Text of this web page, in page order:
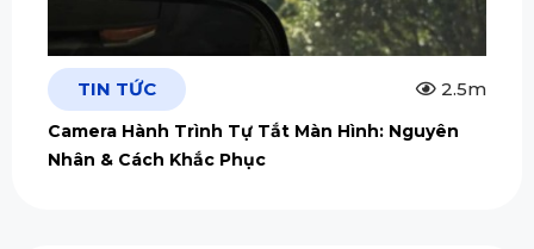
TIN TỨC 2.5m
Camera Hành Trình Tự Tắt Màn Hình: Nguyên
Nhân & Cách Khắc Phục